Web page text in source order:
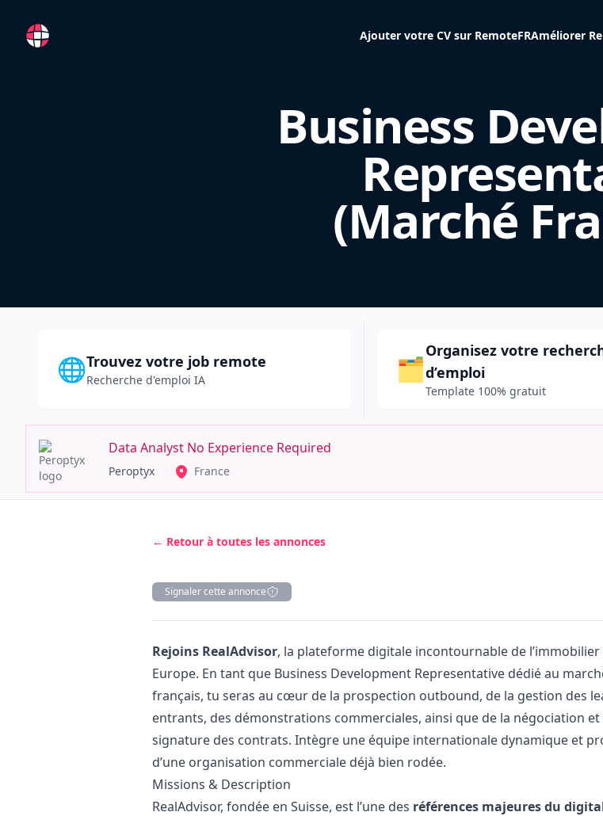
RemoteFR Ajouter votre CV sur RemoteFRAméliorer
Business
(Marché
🌐Trouvez votre job remote
Recherche d'emploi IA 🗂️
Organisez votre
d’emploi
Template 100% gratuit
Data Analyst No Experience Required
Peroptyx France
← Retour à toutes les annonces
Signaler cette annonce
Description
Rejoins RealAdvisor, la plateforme digitale incontournable de l’immobilier
Europe. En tant que Business Development Representative dédié au
français, tu seras au cœur de la prospection outbound, de la gestion des
entrants, des démonstrations commerciales, ainsi que de la négociation et
signature des contrats. Intègre une équipe internationale dynamique et
d’une organisation commerciale déjà bien rodée.
Missions & Description
RealAdvisor, fondée en Suisse, est l’une des références majeures du